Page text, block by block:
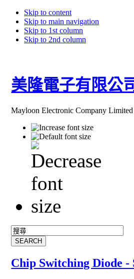
Skip to content
Skip to main navigation
Skip to 1st column
Skip to 2nd column
美隆電子有限公
Mayloon Electronic Company Limited
Chip Switching Diode -